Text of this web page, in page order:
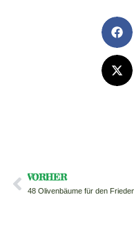
VORHER